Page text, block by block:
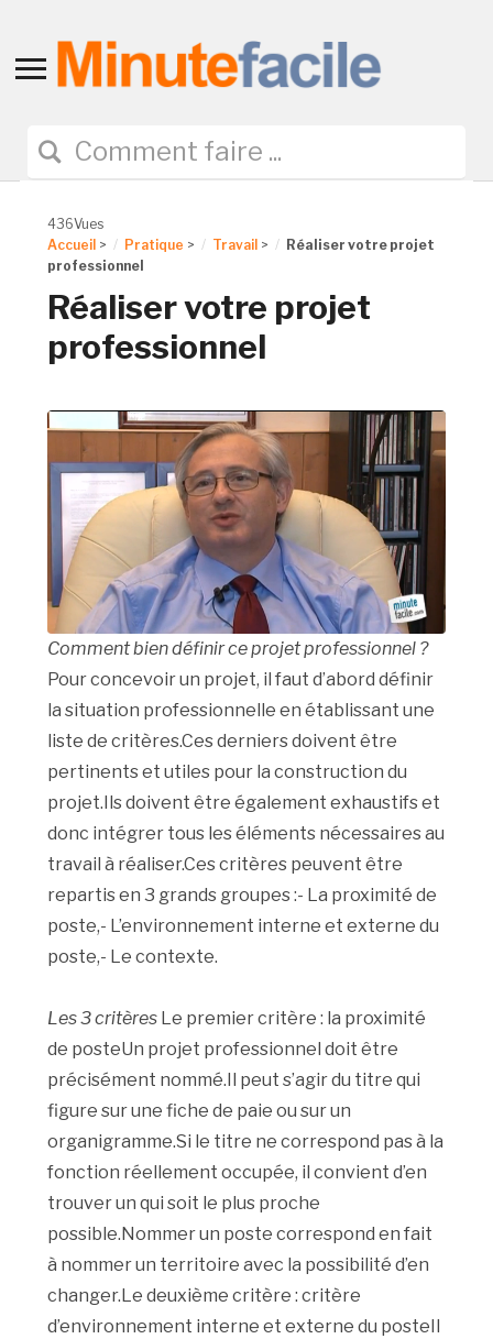
Toggle
navigation
436Vues
Accueil > Pratique > Travail >
Réaliser votre projet
professionnel
Réaliser votre projet
professionnel
Comment bien définir ce projet professionnel ?
Pour concevoir un projet, il faut d’abord définir
la situation professionnelle en établissant une
liste de critères.Ces derniers doivent être
pertinents et utiles pour la construction du
projet.Ils doivent être également exhaustifs et
donc intégrer tous les éléments nécessaires au
travail à réaliser.Ces critères peuvent être
repartis en 3 grands groupes :- La proximité de
poste,- L’environnement interne et externe du
poste,- Le contexte.
Les 3 critères Le premier critère : la proximité
de posteUn projet professionnel doit être
précisément nommé.Il peut s’agir du titre qui
figure sur une fiche de paie ou sur un
organigramme.Si le titre ne correspond pas à la
fonction réellement occupée, il convient d’en
trouver un qui soit le plus proche
possible.Nommer un poste correspond en fait
à nommer un territoire avec la possibilité d’en
changer.Le deuxième critère : critère
d’environnement interne et externe du posteIl